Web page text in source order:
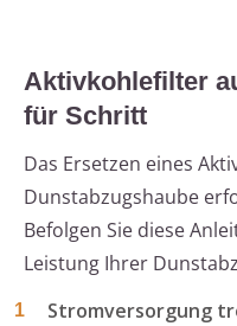
Aktivkohlefilter
für Schritt
Das Ersetzen eines
Dunstabzugshaube
Befolgen Sie diese
Leistung Ihrer
Stromversorgung